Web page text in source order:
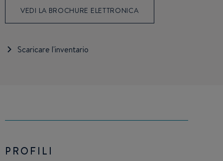
VEDI LA BROCHURE ELETTRONICA
Scaricare l'inventario
PROFILI